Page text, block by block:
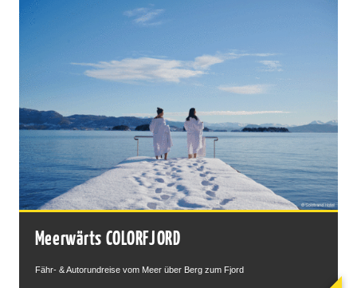
Meerwärts COLORFJORD
Fähr- & Autorundreise vom Meer über Berg zum Fjord